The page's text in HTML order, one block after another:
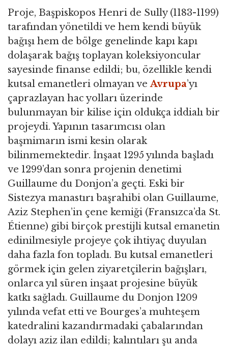
Proje, Başpiskopos Henri de Sully (1183-1199)
tarafından yönetildi ve hem kendi büyük
bağışı hem de bölge genelinde kapı kapı
dolaşarak bağış toplayan koleksiyoncular
sayesinde finanse edildi; bu, özellikle kendi
kutsal emanetleri olmayan veAvrupa’yı
çaprazlayan hac yolları üzerinde
bulunmayan bir kilise için oldukça iddialı bir
projeydi. Yapının tasarımcısı olan
başmimarın ismi kesin olarak
bilinmemektedir. İnşaat 1295 yılında başladı
ve 1299’dan sonra projenin denetimi
Guillaume du Donjon’a geçti. Eski bir
Sistezya manastırı başrahibi olan Guillaume,
Aziz Stephen’in çene kemiği (Fransızca’da St.
Étienne) gibi birçok prestijli kutsal emanetin
edinilmesiyle projeye çok ihtiyaç duyulan
daha fazla fon topladı. Bu kutsal emanetleri
görmek için gelen ziyaretçilerin bağışları,
onlarca yıl süren inşaat projesine büyük
katkı sağladı. Guillaume du Donjon 1209
yılında vefat etti ve Bourges’a muhteşem
katedralini kazandırmadaki çabalarından
dolayı aziz ilan edildi; kalıntıları şu anda